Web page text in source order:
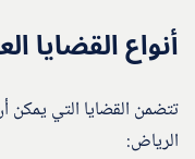
أنواع القضايا
تتضمن القضايا التي يمكن
الرياض: